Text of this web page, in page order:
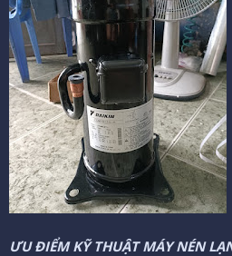
ƯU ĐIỂM KỸ THUẬT MÁY NÉN